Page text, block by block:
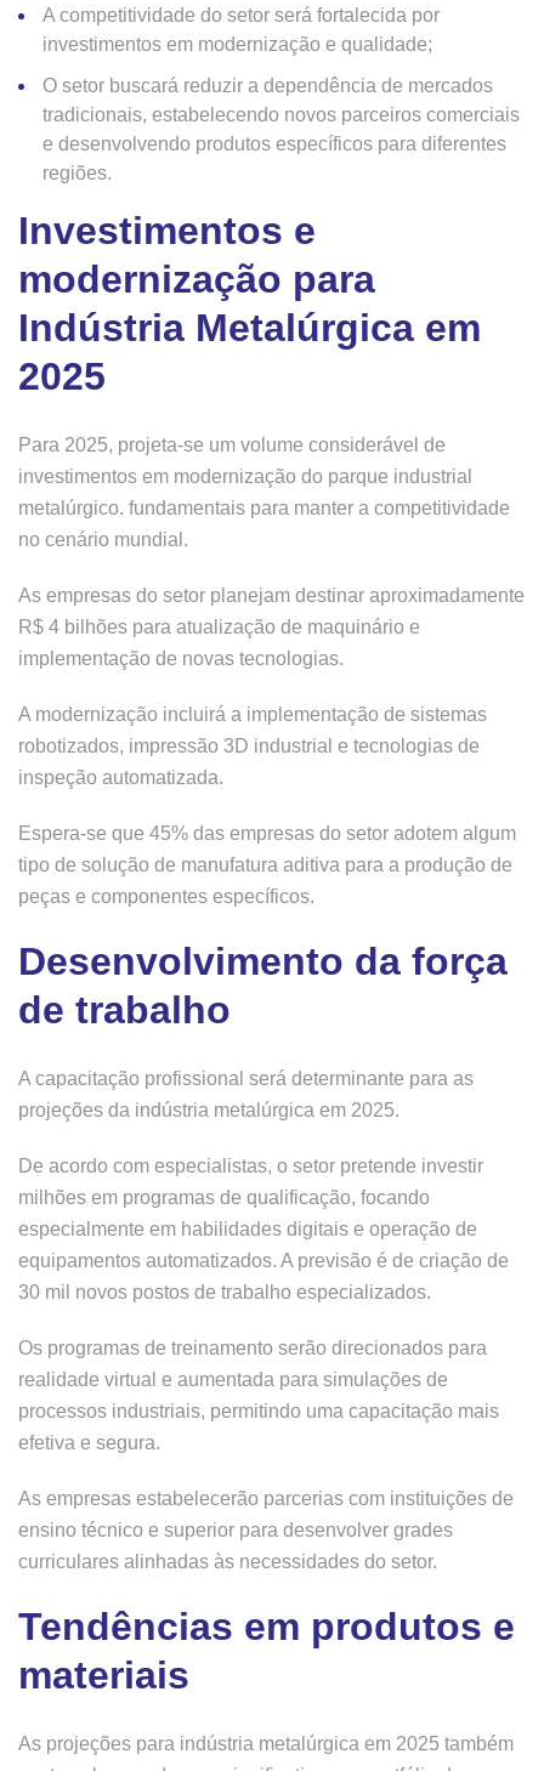
A competitividade do setor será fortalecida por
investimentos em modernização e qualidade;
O setor buscará reduzir a dependência de mercados
tradicionais, estabelecendo novos parceiros comerciais
e desenvolvendo produtos específicos para diferentes
regiões.
Investimentos e
modernização para
Indústria Metalúrgica em
2025
Para 2025, projeta-se um volume considerável de
investimentos em modernização do parque industrial
metalúrgico. fundamentais para manter a competitividade
no cenário mundial.
As empresas do setor planejam destinar aproximadamente
R$ 4 bilhões para atualização de maquinário e
implementação de novas tecnologias.
A modernização incluirá a implementação de sistemas
robotizados, impressão 3D industrial e tecnologias de
inspeção automatizada.
Espera-se que 45% das empresas do setor adotem algum
tipo de solução de manufatura aditiva para a produção de
peças e componentes específicos.
Desenvolvimento da força
de trabalho
A capacitação profissional será determinante para as
projeções da indústria metalúrgica em 2025.
De acordo com especialistas, o setor pretende investir
milhões em programas de qualificação, focando
especialmente em habilidades digitais e operação de
equipamentos automatizados. A previsão é de criação de
30 mil novos postos de trabalho especializados.
Os programas de treinamento serão direcionados para
realidade virtual e aumentada para simulações de
processos industriais, permitindo uma capacitação mais
efetiva e segura.
As empresas estabelecerão parcerias com instituições de
ensino técnico e superior para desenvolver grades
curriculares alinhadas às necessidades do setor.
Tendências em produtos e
materiais
As projeções para indústria metalúrgica em 2025 também